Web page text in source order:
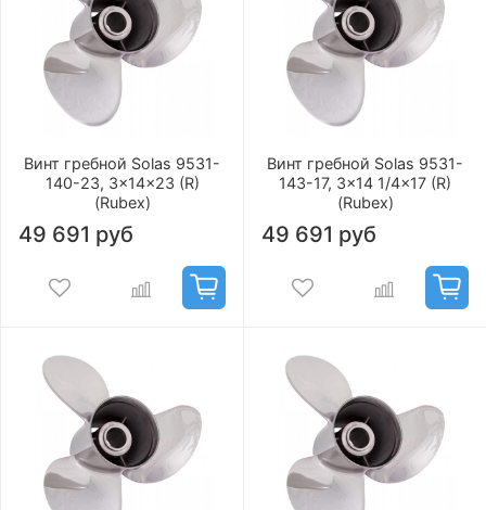
Винт гребной Solas 9531-
140-23, 3x14x23 (R)
(Rubex)
49 691 руб
Винт гребной Solas 9531-
143-17, 3x14 1/4x17 (R)
(Rubex)
49 691 руб